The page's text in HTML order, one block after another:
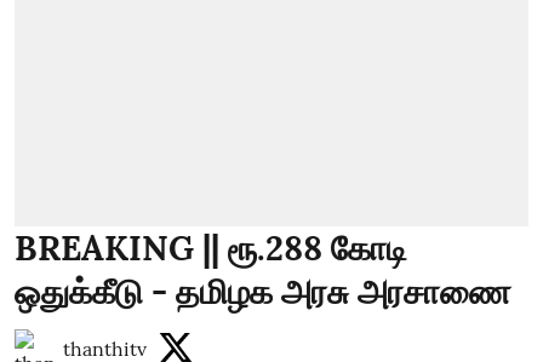
BREAKING || ரூ.288 கோடி
ஒதுக்கீடு - தமிழக அரசு அரசாணை
thanthitv